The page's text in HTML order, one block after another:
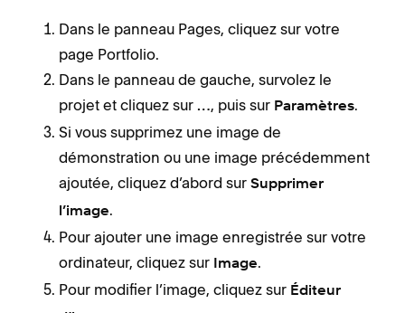
Dans le panneau Pages, cliquez sur votre
page Portfolio.
Dans le panneau de gauche, survolez le
projet et cliquez sur …, puis sur Paramètres.
Si vous supprimez une image de
démonstration ou une image précédemment
ajoutée, cliquez d’abord sur Supprimer
l’image.
Pour ajouter une image enregistrée sur votre
ordinateur, cliquez sur Image.
Pour modifier l’image, cliquez sur Éditeur